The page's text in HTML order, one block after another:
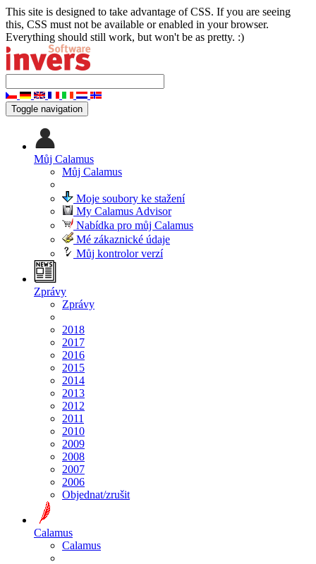
This site is designed to take advantage of CSS. If you are seeing
this, CSS must not be available or enabled in your browser.
Everything should still work, but won't be as pretty. :)
Toggle navigation
Můj Calamus
Můj Calamus
Moje soubory ke stažení
My Calamus Advisor
Nabídka pro můj Calamus
Mé zákaznické údaje
Můj kontrolor verzí
Zprávy
Zprávy
2018
2017
2016
2015
2014
2013
2012
2011
2010
2009
2008
2007
2006
Objednat/zrušit
Calamus
Calamus